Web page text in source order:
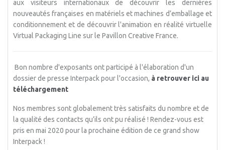
aux visiteurs internationaux de découvrir les dernières
nouveautés françaises en matériels et machines d’emballage et
conditionnement et de découvrir l'animation en réalité virtuelle
Virtual Packaging Line sur le Pavillon Creative France.
Bon nombre d'exposants ont participé à l'élaboration d'un
dossier de presse Interpack pour l'occasion, à retrouver ici au
téléchargement
Nos membres sont globalement très satisfaits du nombre et de
la qualité des contacts qu’ils ont pu réalisé ! Rendez-vous est
pris en mai 2020 pour la prochaine édition de ce grand show
Interpack !